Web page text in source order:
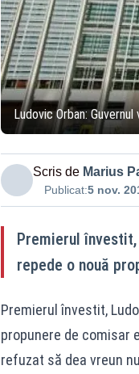
Ludovic Orban:
Scris de Marius
Publicat:5 nov.
Premierul
repede o nouă
Premierul învestit,
propunere de comisar
refuzat să dea vreun